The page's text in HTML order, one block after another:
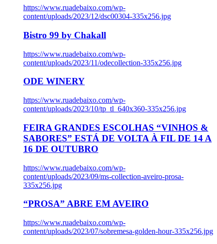
https://www.ruadebaixo.com/wp-
content/uploads/2023/12/dsc00304-335x256.jpg
Bistro 99 by Chakall
https://www.ruadebaixo.com/wp-
content/uploads/2023/11/odecollection-335x256.jpg
ODE WINERY
https://www.ruadebaixo.com/wp-
content/uploads/2023/10/tp_tl_640x360-335x256.jpg
FEIRA GRANDES ESCOLHAS “VINHOS &
SABORES” ESTÁ DE VOLTA À FIL DE 14 A
16 DE OUTUBRO
https://www.ruadebaixo.com/wp-
content/uploads/2023/09/ms-collection-aveiro-prosa-
335x256.jpg
“PROSA” ABRE EM AVEIRO
https://www.ruadebaixo.com/wp-
content/uploads/2023/07/sobremesa-golden-hour-335x256.jpg